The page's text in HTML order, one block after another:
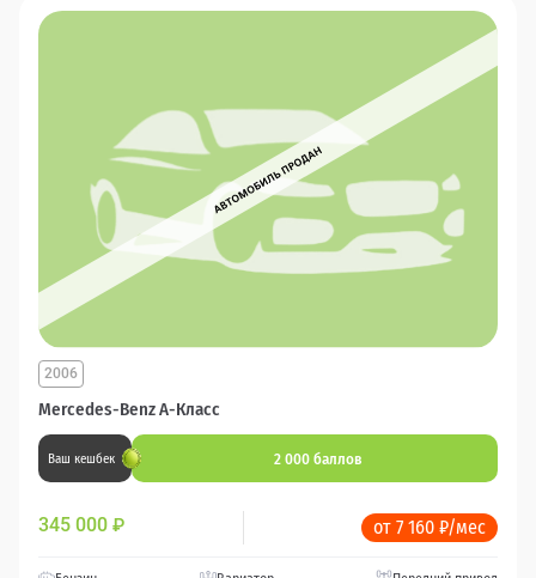
Mercedes-Benz A-Класс
2006
Ваш кешбек 2 000 баллов
345 000 ₽ от 7 160 ₽/мес